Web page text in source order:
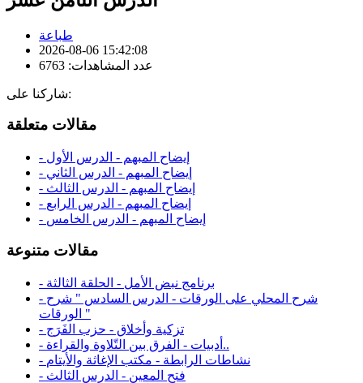
طباعة
2026-08-06 15:42:08
عدد المشاهدات: 6763
شاركنا على:
مقالات متعلقة
- إيضاح المبهم - الدرس الأول
- إيضاح المبهم - الدرس الثاني
- إيضاح المبهم - الدرس الثالث
- إيضاح المبهم - الدرس الرابع
- إيضاح المبهم - الدرس الخامس
مقالات متنوعة
- برنامج نبض الأمل - الحلقة الثالثة
- شرح المحلي على الورقات - الدرس السادس " شرح
الورقات "
- تزكية وأخلاق - حزب الفَرَج
- أدبيات - الفرق بين التّلاوة والقراءة..
- نشاطات الرابطة - مكتب الإغاثة والأيتام
- فتح المعين - الدرس الثالث